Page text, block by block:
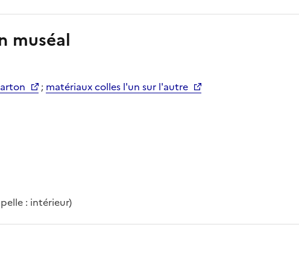
muséal
; matériaux colles l'un sur l'autre
: intérieur)